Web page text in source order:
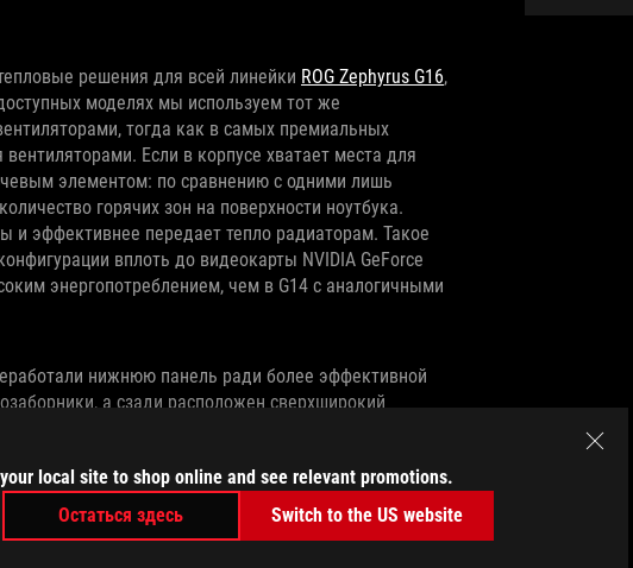
local site to shop online and see relevant promotions.
Остаться здесь
Switch to the US website
решения для всей линейки ROG Zephyrus G16,
моделях мы используем тот же
тогда как в самых премиальных
Если в корпусе хватает места для
элементом: по сравнению с одними лишь
горячих зон на поверхности ноутбука.
и эффективнее передает тепло радиаторам. Такое
вплоть до видеокарты NVIDIA GeForce
энергопотреблением, чем в G14 с аналогичными
нижнюю панель ради более эффективной
а сзади расположен сверхширокий
бы напряженной ни была игра. А еще пылевые
вентиляторы не забиваются пылью, которая
16‑дюймовых сенсорных OLED‑дисплея 3K